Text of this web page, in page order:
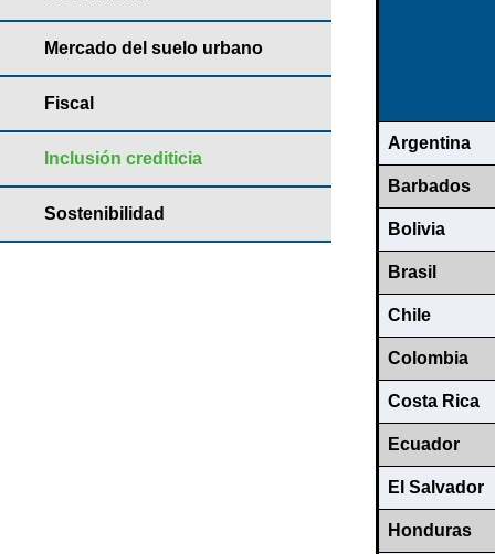
Mercado del suelo urbano
Fiscal
Inclusión crediticia
Sostenibilidad
Argentina
Barbados
Bolivia
Brasil
Chile
Colombia
Costa Rica
Ecuador
El Salvador
Honduras